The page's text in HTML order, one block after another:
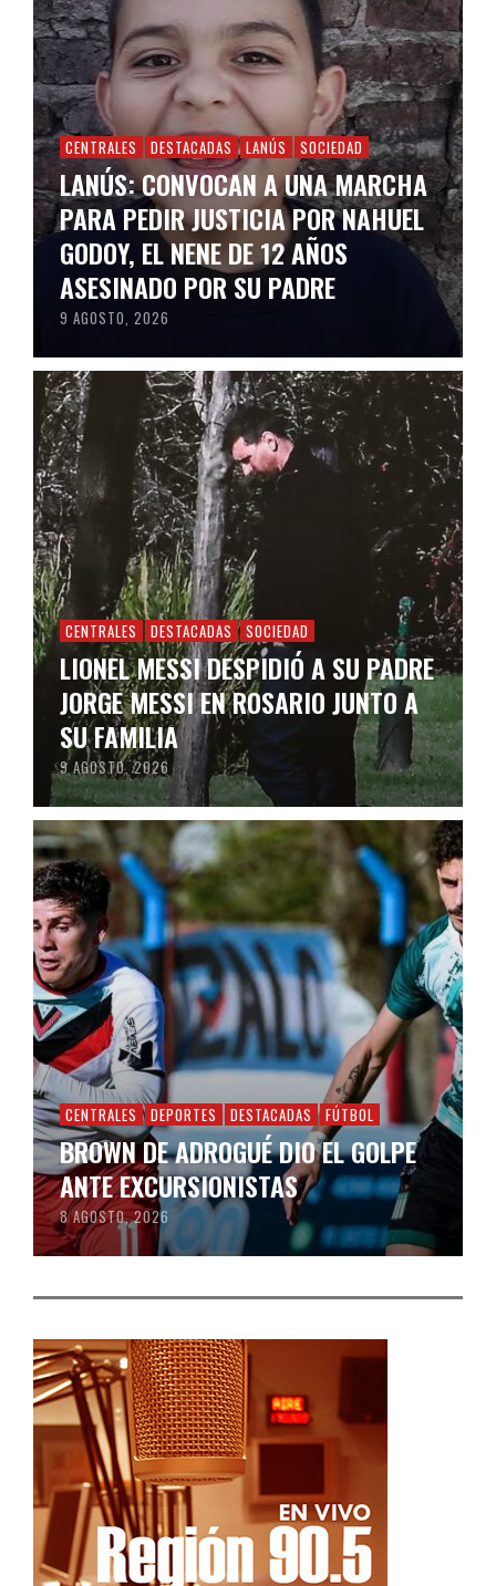
CENTRALES DESTACADAS LANÚS SOCIEDAD
LANÚS: CONVOCAN A UNA MARCHA
PARA PEDIR JUSTICIA POR NAHUEL
GODOY, EL NENE DE 12 AÑOS
ASESINADO POR SU PADRE
9 AGOSTO, 2026
CENTRALES DESTACADAS SOCIEDAD
LIONEL MESSI DESPIDIÓ A SU PADRE
JORGE MESSI EN ROSARIO JUNTO A
SU FAMILIA
9 AGOSTO, 2026
CENTRALES DEPORTES DESTACADAS FÚTBOL
BROWN DE ADROGUÉ DIO EL GOLPE
ANTE EXCURSIONISTAS
8 AGOSTO, 2026